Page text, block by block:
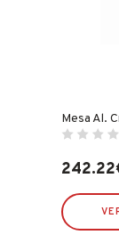
Mesa Al.
242.22